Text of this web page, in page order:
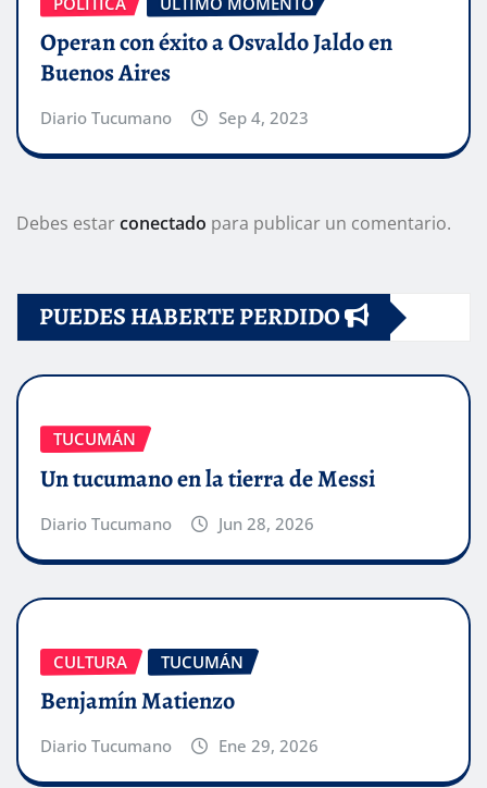
Operan con éxito a Osvaldo Jaldo en
Buenos Aires
Diario Tucumano Sep 4, 2023
Debes estarconectado para publicar un comentario.
PUEDES HABERTE PERDIDO
TUCUMÁN
Un tucumano en la tierra de Messi
Diario Tucumano Jun 28, 2026
CULTURA TUCUMÁN
Benjamín Matienzo
Diario Tucumano Ene 29, 2026